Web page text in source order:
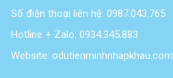
Số điện thoại liên hệ: 0987.043.765
Hotline + Zalo: 0934.345.883
Website: odutienminhnhapkhau.com